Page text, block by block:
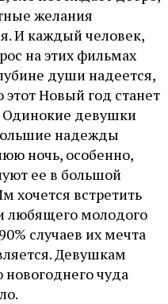
желания
И каждый человек,
на этих фильмах
души надеется,
этот Новый год станет
девушки
надежды
ночь, особенно,
ее в большой
хочется встретить
любящего молодого
случаев их мечта
Девушкам
новогоднего чуда